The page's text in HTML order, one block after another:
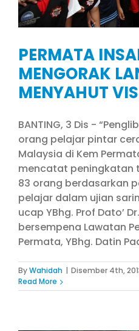
PERMATA
MENGORAK
MENYAHUT
BANTING, 3 Dis -
orang pelajar pintar
Malaysia di Kem
mencatat peningkatan
83 orang berdasarkan
pelajar dalam ujian
ucap YBhg. Prof Dato’
bersempena Lawatan
Permata, YBhg. Datin
ByWahidah | Disember 4th,
Read More